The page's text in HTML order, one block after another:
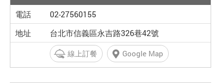
02-27560155
台北市信義區永吉路326巷42號
線上訂餐 Google Map